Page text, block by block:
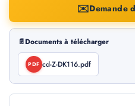
✉️Demande
📄Documents à télécharger
PDF cd-Z-DK116.pdf